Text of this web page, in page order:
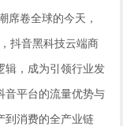
席卷全球的今天，
抖音黑科技云端商
辑，成为引领行业发
音平台的流量优势与
到消费的全产业链